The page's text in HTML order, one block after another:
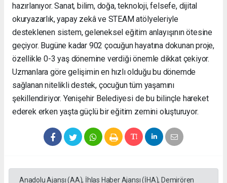
hazırlanıyor. Sanat, bilim, doğa, teknoloji, felsefe, dijital
okuryazarlık, yapay zekâ ve STEAM atölyeleriyle
desteklenen sistem, geleneksel eğitim anlayışının ötesine
geçiyor. Bugüne kadar 902 çocuğun hayatına dokunan proje,
özellikle 0-3 yaş dönemine verdiği önemle dikkat çekiyor.
Uzmanlara göre gelişimin en hızlı olduğu bu dönemde
sağlanan nitelikli destek, çocuğun tüm yaşamını
şekillendiriyor. Yenişehir Belediyesi de bu bilinçle hareket
ederek erken yaşta güçlü bir eğitim zemini oluşturuyor.
Anadolu Ajansı (AA), İhlas Haber Ajansı (İHA), Demirören